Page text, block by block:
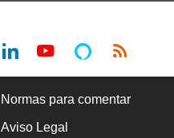
Normas para comentar
Aviso Legal